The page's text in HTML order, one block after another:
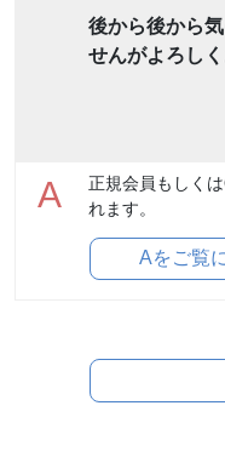
後から後から
せんがよろし
A
正規会員もしく
れます。
Aをご覧